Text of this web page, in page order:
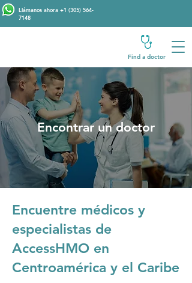
Llámanos ahora +1 (305) 564-
7148
Find a doctor
Encontrar un doctor
Encuentre médicos y
especialistas de
AccessHMO en
Centroamérica y el Caribe